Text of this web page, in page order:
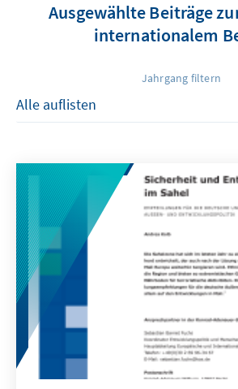
Ausgewählte Beiträge
internationalem
Jahrgang filtern